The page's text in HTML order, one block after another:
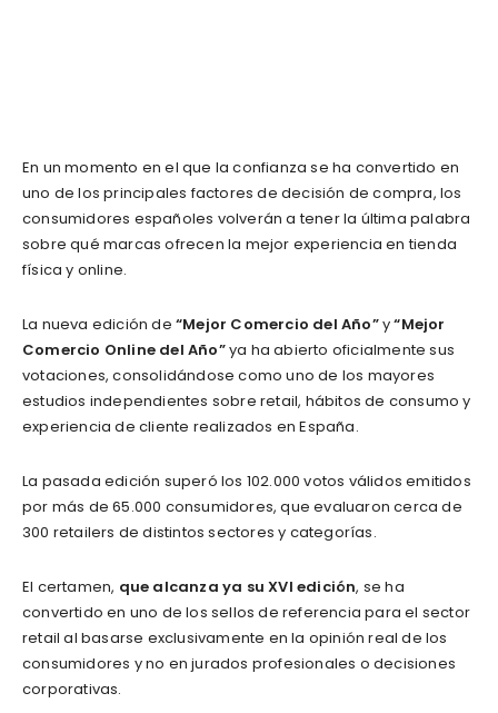
En un momento en el que la confianza se ha convertido en
uno de los principales factores de decisión de compra, los
consumidores españoles volverán a tener la última palabra
sobre qué marcas ofrecen la mejor experiencia en tienda
física y online.
La nueva edición de “Mejor Comercio del Año”y“Mejor
Comercio Online del Año”ya ha abierto oficialmente sus
votaciones, consolidándose como uno de los mayores
estudios independientes sobre retail, hábitos de consumo y
experiencia de cliente realizados en España.
La pasada edición superó los 102.000 votos válidos emitidos
por más de 65.000 consumidores, que evaluaron cerca de
300 retailers de distintos sectores y categorías.
El certamen, que alcanza ya su XVI edición, se ha
convertido en uno de los sellos de referencia para el sector
retail al basarse exclusivamente en la opinión real de los
consumidores y no en jurados profesionales o decisiones
corporativas.